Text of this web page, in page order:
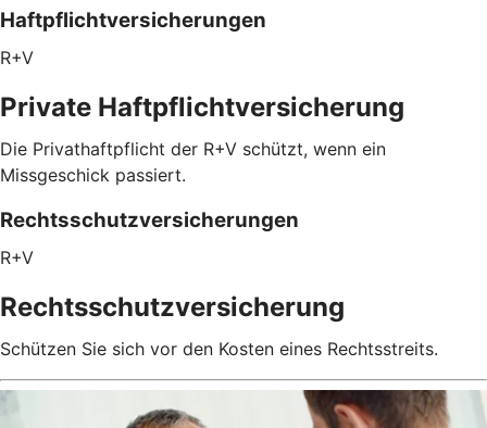
Haftpflichtversicherungen
R+V
Private Haftpflichtversicherung
Die Privathaftpflicht der R+V schützt, wenn ein
Missgeschick passiert.
Rechtsschutzversicherungen
R+V
Rechtsschutzversicherung
Schützen Sie sich vor den Kosten eines Rechtsstreits.